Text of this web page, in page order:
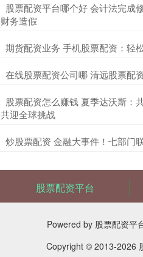
股票配资平台哪个好 会计法完成
财务造假
期货配资业务 手机股票配资：轻
在线股票配资公司哪 清远股票配
股票配资怎么赚钱 夏季达沃斯：
共迎全球挑战
炒股票配资 金融大事件！七部门
股票配资平台
Powered by 股票配资平
Copyright © 2013-2026